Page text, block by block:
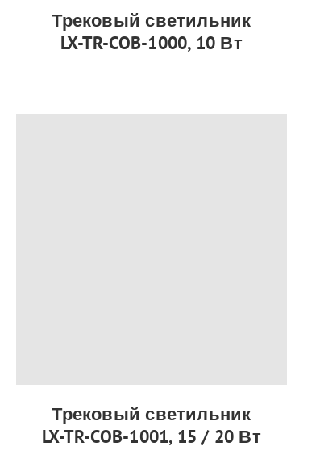
Трековый светильник
LX-TR-COB-1000, 10 Вт
Трековый светильник
LX-TR-COB-1001, 15 / 20 Вт